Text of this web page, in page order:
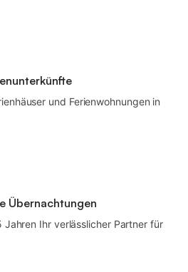
und Ferienwohnungen in
Übernachtungen
Jahren Ihr verlässlicher Partner für